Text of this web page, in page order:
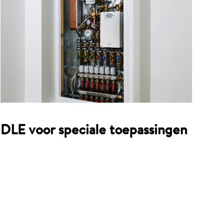
DLE voor speciale toepassingen